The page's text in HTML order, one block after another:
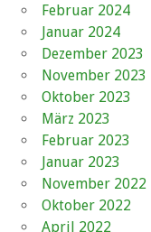
Februar 2024
Januar 2024
Dezember 2023
November 2023
Oktober 2023
März 2023
Februar 2023
Januar 2023
November 2022
Oktober 2022
April 2022